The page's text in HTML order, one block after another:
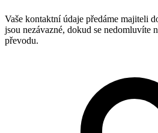
Vaše kontaktní údaje předáme majiteli
jsou nezávazné, dokud se nedomluvíte
převodu.